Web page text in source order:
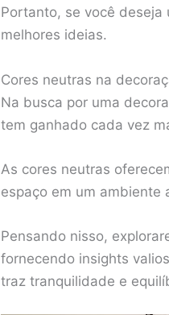
Portanto, se você
melhores ideias.
Cores neutras na
Na busca por uma
tem ganhado cada vez
As cores neutras
espaço em um ambiente
Pensando nisso,
fornecendo insights
traz tranquilidade e